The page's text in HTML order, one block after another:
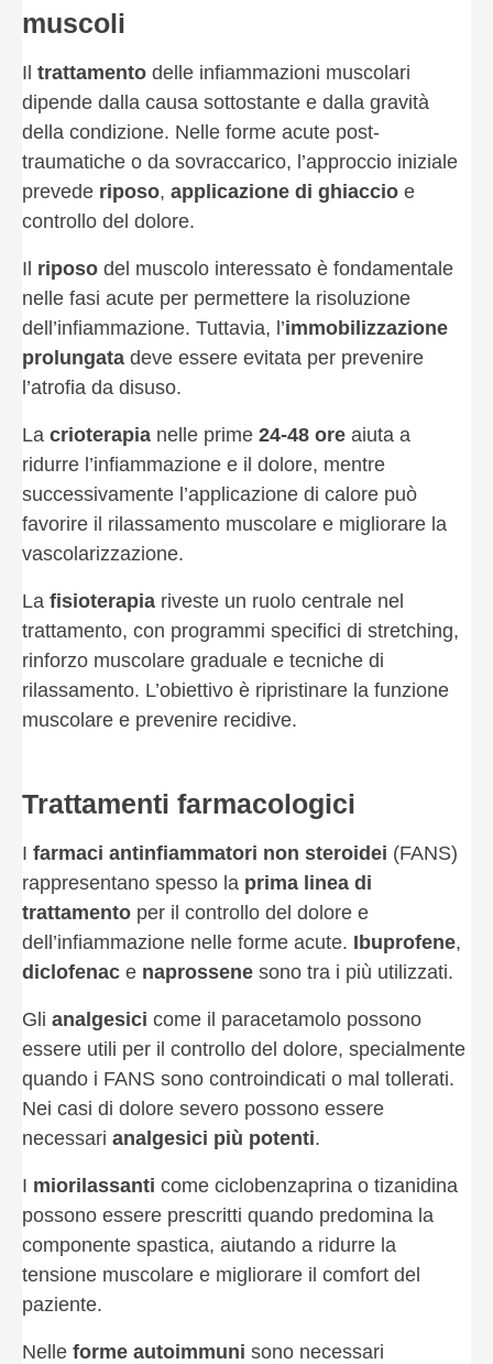
muscoli
Il trattamento delle infiammazioni muscolari
dipende dalla causa sottostante e dalla gravità
della condizione. Nelle forme acute post-
traumatiche o da sovraccarico, l’approccio iniziale
prevede riposo, applicazione di ghiaccio e
controllo del dolore.
Il riposo del muscolo interessato è fondamentale
nelle fasi acute per permettere la risoluzione
dell’infiammazione. Tuttavia, l’immobilizzazione
prolungata deve essere evitata per prevenire
l’atrofia da disuso.
La crioterapia nelle prime 24-48 ore aiuta a
ridurre l’infiammazione e il dolore, mentre
successivamente l’applicazione di calore può
favorire il rilassamento muscolare e migliorare la
vascolarizzazione.
La fisioterapia riveste un ruolo centrale nel
trattamento, con programmi specifici di stretching,
rinforzo muscolare graduale e tecniche di
rilassamento. L’obiettivo è ripristinare la funzione
muscolare e prevenire recidive.
Trattamenti farmacologici
I farmaci antinfiammatori non steroidei (FANS)
rappresentano spesso la prima linea di
trattamento per il controllo del dolore e
dell’infiammazione nelle forme acute. Ibuprofene,
diclofenac e naprossene sono tra i più utilizzati.
Gli analgesici come il paracetamolo possono
essere utili per il controllo del dolore, specialmente
quando i FANS sono controindicati o mal tollerati.
Nei casi di dolore severo possono essere
necessari analgesici più potenti.
I miorilassanti come ciclobenzaprina o tizanidina
possono essere prescritti quando predomina la
componente spastica, aiutando a ridurre la
tensione muscolare e migliorare il comfort del
paziente.
Nelle forme autoimmuni sono necessari